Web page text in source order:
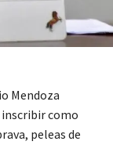
Mendoza
como
peleas de